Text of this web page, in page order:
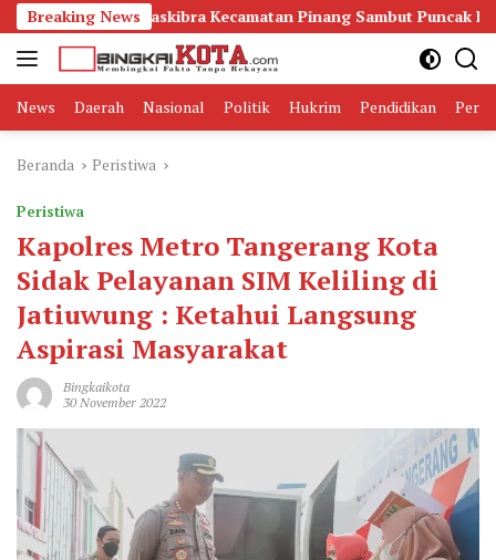
Langsung
ke
konten
Breaking News
Paskibra Kecamatan Pinang Sambut Puncak HUT RI ke-81
News Daerah Nasional Politik Hukrim Pendidikan
Beranda Peristiwa
Peristiwa
Kapolres Metro Tangerang Kota
Sidak Pelayanan SIM Keliling di
Jatiuwung : Ketahui Langsung
Aspirasi Masyarakat
Bingkaikota
30 November 2022